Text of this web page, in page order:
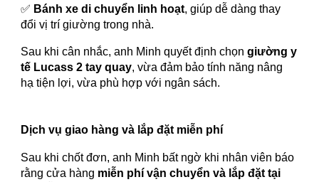
✅ Bánh xe di chuyển linh hoạt, giúp dễ dàng thay
đổi vị trí giường trong nhà.
Sau khi cân nhắc, anh Minh quyết định chọngiường y
tế Lucass 2 tay quay, vừa đảm bảo tính năng nâng
hạ tiện lợi, vừa phù hợp với ngân sách.
Dịch vụ giao hàng và lắp đặt miễn phí
Sau khi chốt đơn, anh Minh bất ngờ khi nhân viên báo
rằng cửa hàng miễn phí vận chuyển và lắp đặt tại